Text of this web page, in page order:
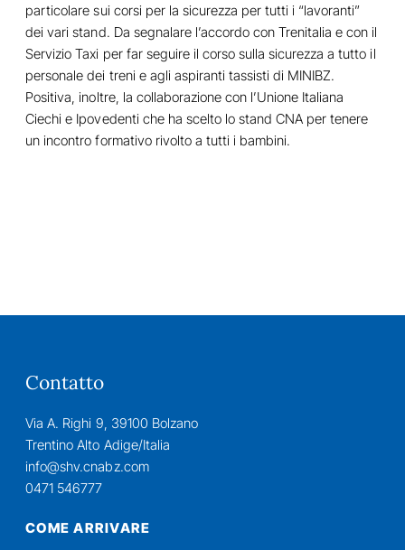
particolare sui corsi per la sicurezza per tutti i “lavoranti”
dei vari stand. Da segnalare l’accordo con Trenitalia e con il
Servizio Taxi per far seguire il corso sulla sicurezza a tutto il
personale dei treni e agli aspiranti tassisti di MINIBZ.
Positiva, inoltre, la collaborazione con l’Unione Italiana
Ciechi e Ipovedenti che ha scelto lo stand CNA per tenere
un incontro formativo rivolto a tutti i bambini.
Contatto
Via A. Righi 9, 39100 Bolzano
Trentino Alto Adige/Italia
info@shv.cnabz.com
0471 546777
COME ARRIVARE